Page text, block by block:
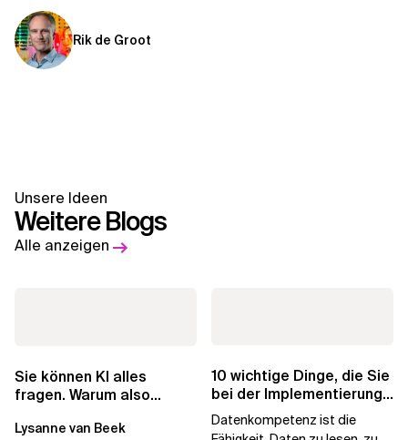
Rik de Groot
Unsere Ideen
Weitere Blogs
Alle anzeigen
Sie können KI alles
fragen. Warum also
noch?
Lysanne van Beek
10 wichtige Dinge, die Sie
bei der Implementierung
von Data & AI Literacy...
Datenkompetenz ist die